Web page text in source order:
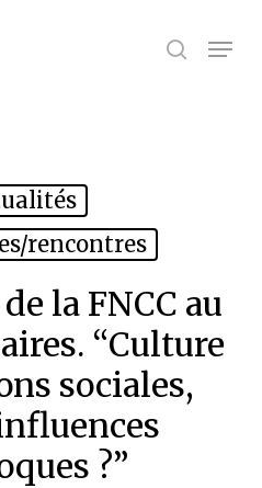
search
Menu
rencontres
la FNCC au
“Culture
sociales,
?”